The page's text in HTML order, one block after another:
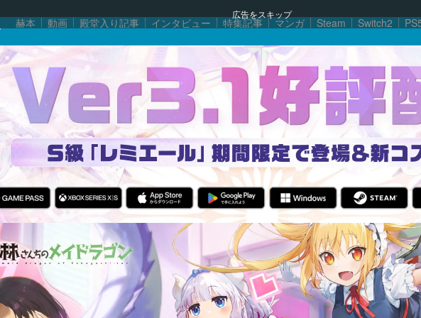
広告をスキップ
赫本 動画 殿堂入り記事 インタビュー 特集記事 マンガ Steam Switch2